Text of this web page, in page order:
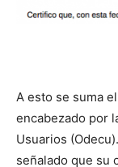
A esto se suma
encabezado por
Usuarios
señalado que su